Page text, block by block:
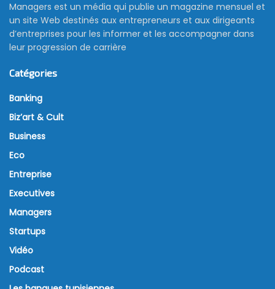
Managers est un média qui publie un magazine mensuel et
un site Web destinés aux entrepreneurs et aux dirigeants
d’entreprises pour les informer et les accompagner dans
leur progression de carrière
Catégories
Banking
Biz’art & Cult
Business
Eco
Entreprise
Executives
Managers
Startups
Vidéo
Podcast